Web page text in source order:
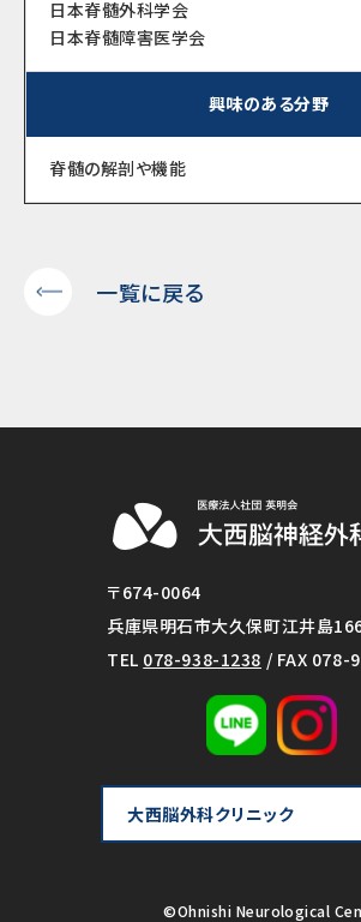
日本脊髄外科学会
日本脊髄障害医学会
興味のある分野
脊髄の解剖や機能
一覧に戻る
〒674-0064
兵庫県明石市大久保町江井島
TEL 078-938-1238 / FAX 078-
大西脳外科クリニック
©Ohnishi Neurological